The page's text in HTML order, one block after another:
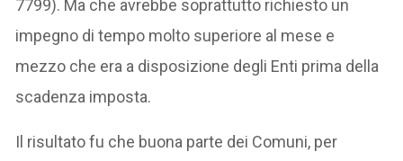
7799). Ma che avrebbe soprattutto richiesto un
impegno di tempo molto superiore al mese e
mezzo che era a disposizione degli Enti prima della
scadenza imposta.
Il risultato fu che buona parte dei Comuni, per